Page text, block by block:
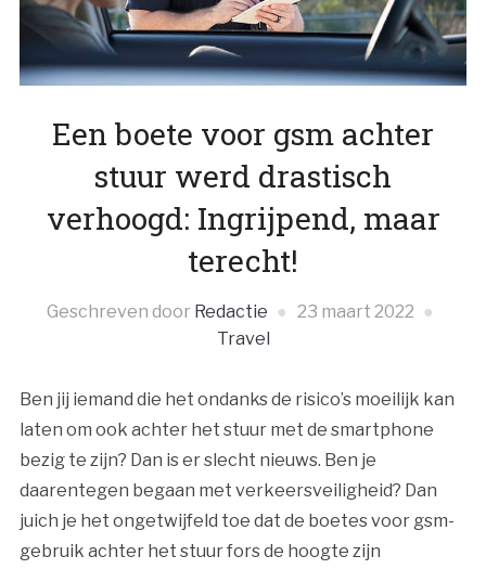
Een boete voor gsm achter
stuur werd drastisch
verhoogd: Ingrijpend, maar
terecht!
Geschreven door Redactie
23 maart 2022
Travel
Ben jij iemand die het ondanks de risico’s moeilijk kan
laten om ook achter het stuur met de smartphone
bezig te zijn? Dan is er slecht nieuws. Ben je
daarentegen begaan met verkeersveiligheid? Dan
juich je het ongetwijfeld toe dat de boetes voor gsm-
gebruik achter het stuur fors de hoogte zijn